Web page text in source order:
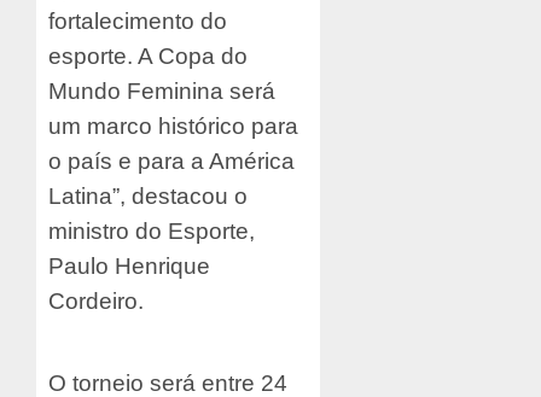
fortalecimento do
esporte. A Copa do
Mundo Feminina será
um marco histórico para
o país e para a América
Latina”, destacou o
ministro do Esporte,
Paulo Henrique
Cordeiro.
O torneio será entre 24